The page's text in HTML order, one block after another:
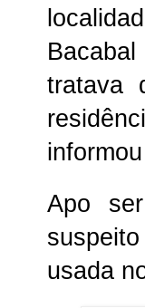
tratava
Apo
usada